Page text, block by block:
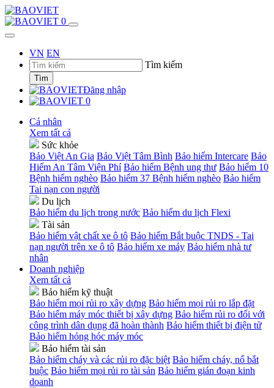
0
VN EN
Tìm kiếm
Tìm
Đăng nhập
0
Cá nhân
Xem tất cả
Sức khỏe
Bảo Việt An Gia Bảo Việt Tâm Bình Bảo hiểm Intercare Bảo
Hiểm An Tâm Viện Phí Bảo hiểm Bệnh ung thư Bảo hiểm 10
Bệnh hiểm nghèo Bảo hiểm 37 Bệnh hiểm nghèo Bảo hiểm
Tai nạn con người
Du lịch
Bảo hiểm du lịch trong nước Bảo hiểm du lịch Flexi
Tài sản
Bảo hiểm vật chất xe ô tô Bảo hiểm Bắt buộc TNDS - Tai
nạn người trên xe ô tô Bảo hiểm xe máy Bảo hiểm nhà tư
nhân
Doanh nghiệp
Xem tất cả
Bảo hiểm kỹ thuật
Bảo hiểm mọi rủi ro xây dựng Bảo hiểm mọi rủi ro lắp đặt
Bảo hiểm máy móc thiết bị xây dựng Bảo hiểm rủi ro đối với
công trình dân dụng đã hoàn thành Bảo hiểm thiết bị điện tử
Bảo hiểm hỏng hóc máy móc
Bảo hiểm tài sản
Bảo hiểm cháy và các rủi ro đặc biệt Bảo hiểm cháy, nổ bắt
buộc Bảo hiểm mọi rủi ro tài sản Bảo hiểm gián đoạn kinh
doanh